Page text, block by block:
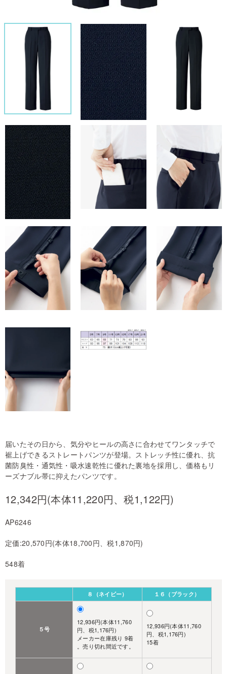
届いたその日から、気分やヒールの高さに合わせてワンタッチで
裾上げできるストレートパンツが登場。ストレッチ性に優れ、抗
菌防臭性・通気性・吸水速乾性に優れた裏地を採用し、価格もリ
ーズナブル帯に抑えたパンツです。
12,342円(本体11,220円、税1,122円)
AP6246
定価:20,570円(本体18,700円、税1,870円)
548着
８（ネイビー） １６（ブラック）
５号
12,936円(本体11,760
円、税1,176円)
メーカー在庫残り 9着
。売り切れ間近です。
12,936円(本体11,760
円、税1,176円)
15着